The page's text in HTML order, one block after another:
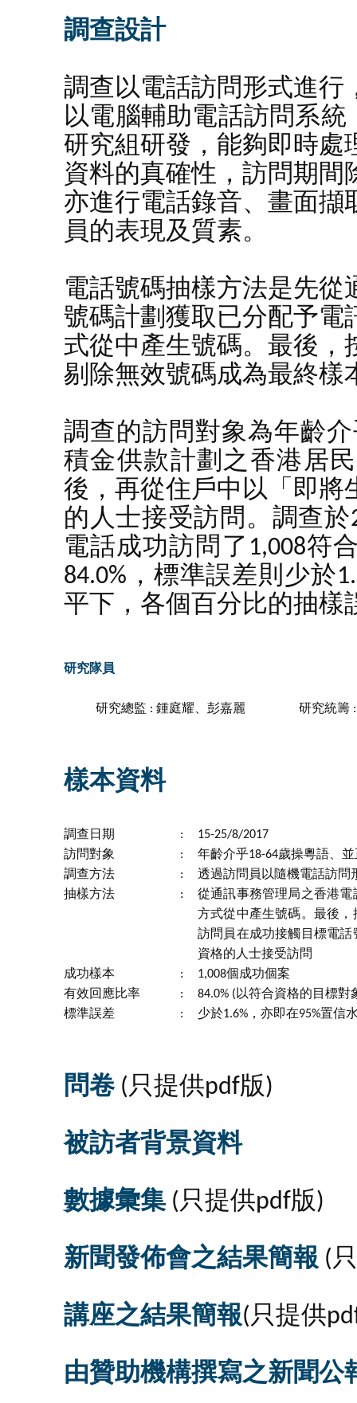
調查設計
調查以電話訪問形式進行
以電腦輔助電話訪問系統
研究組研發，能夠即時處
資料的真確性，訪問期間
亦進行電話錄音、畫面擷
員的表現及質素。
電話號碼抽樣方法是先從
號碼計劃獲取已分配予電
式從中產生號碼。最後，
剔除無效號碼成為最終樣
調查的訪問對象為年齡
積金供款計劃之香港居
後，再從住戶中以「即將
的人士接受訪問。調查於
電話成功訪問了1,008符
84.0%，標準誤差則少於
平下，各個百分比的抽樣
研究隊員
研究總監 : 鍾庭耀、彭嘉麗 研究統籌
樣本資料
調查日期 :
15-25/8/2017
訪問對象
:
年齡介乎18-64歲操粵語、
調查方法
:
透過訪問員以隨機電話訪問
抽樣方法
:
從通訊事務管理局之香港
方式從中產生號碼。最後
訪問員在成功接觸目標電
資格的人士接受訪問
成功樣本
:
1,008個成功個案
有效回應比率
:
84.0% (以符合資格的目標對
標準誤差
: 少於1.6%，亦即在95%置信
問卷 (只提供pdf版)
被訪者背景資料
數據彙集 (只提供pdf版)
新聞發佈會之結果簡報 (
講座之結果簡報(只提供
由贊助機構撰寫之新聞公